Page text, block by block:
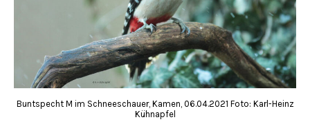
Buntspecht M im Schneeschauer, Kamen, 06.04.2021 Foto: Karl-Heinz
Kühnapfel